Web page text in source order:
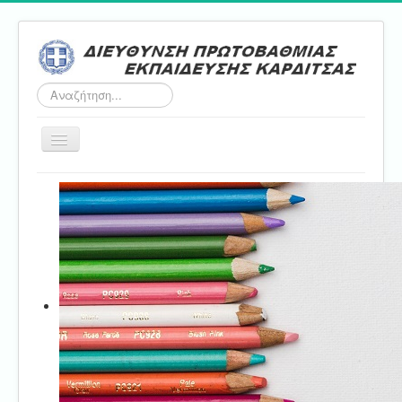
Αναζήτηση...
Εναλλαγή
Αρχική
ΔΠΕ
Τμήμα Α'
Τμήμα Β'
Τμήμα Γ'
Τμήμα Δ'
Τμήμα E'
Επικοινωνία